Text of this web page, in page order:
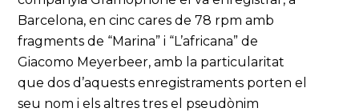
Barcelona, en cinc cares de 78 rpm amb
fragments de “Marina” i “L’africana” de
Giacomo Meyerbeer, amb la particularitat
que dos d’aquests enregistraments porten el
seu nom i els altres tres el pseudònim